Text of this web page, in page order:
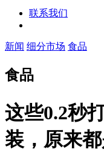
联系我们
新闻 细分市场 食品
食品
这些0.2秒
装，原来都